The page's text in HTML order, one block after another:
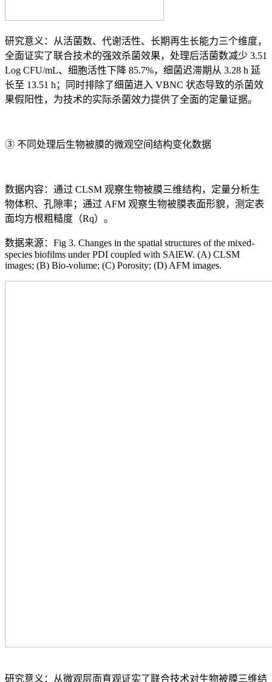
研究意义：从活菌数、代谢活性、长期再生长能力三个维度，
全面证实了联合技术的强效杀菌效果，处理后活菌数减少 3.51
Log CFU/mL、细胞活性下降 85.7%，细菌迟滞期从 3.28 h 延
长至 13.51 h；同时排除了细菌进入 VBNC 状态导致的杀菌效
果假阳性，为技术的实际杀菌效力提供了全面的定量证据。
③ 不同处理后生物被膜的微观空间结构变化数据
数据内容：通过 CLSM 观察生物被膜三维结构，定量分析生
物体积、孔隙率；通过 AFM 观察生物被膜表面形貌，测定表
面均方根粗糙度（Rq）。
数据来源：Fig 3. Changes in the spatial structures of the mixed-
species biofilms under PDI coupled with SAlEW. (A) CLSM
images; (B) Bio-volume; (C) Porosity; (D) AFM images.
研究意义：从微观层面直观证实了联合技术对生物被膜三维结